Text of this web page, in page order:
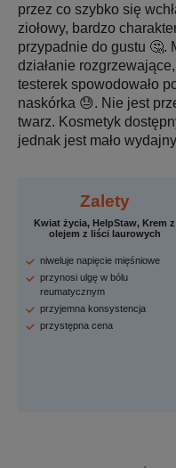
przez co szybko się
ziołowy, bardzo
przypadnie do gustu 🤔.
działanie
testerek spowodowało
naskórka 😓. Nie jest
twarz. Kosmetyk
jednak jest mało
Zalety
Kwiat życia, HelpStaw, Krem z
olejem z liści laurowych
niweluje napięcie mięśniowe
przynosi ulgę w bólu
reumatycznym
przyjemna konsystencja
przystępna cena